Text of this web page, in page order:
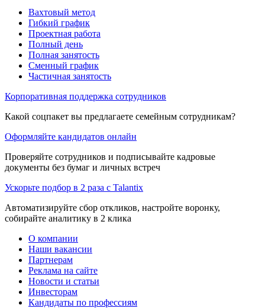
Вахтовый метод
Гибкий график
Проектная работа
Полный день
Полная занятость
Сменный график
Частичная занятость
Корпоративная поддержка сотрудников
Какой соцпакет вы предлагаете семейным сотрудникам?
Оформляйте кандидатов онлайн
Проверяйте сотрудников и подписывайте кадровые
документы без бумаг и личных встреч
Ускорьте подбор в 2 раза с Talantix
Автоматизируйте сбор откликов, настройте воронку,
собирайте аналитику в 2 клика
О компании
Наши вакансии
Партнерам
Реклама на сайте
Новости и статьи
Инвесторам
Кандидаты по профессиям